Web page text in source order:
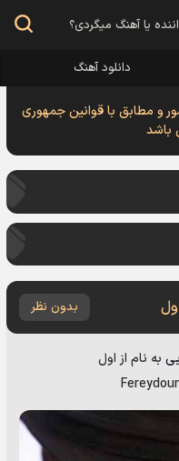
دانلود آهنگ
و مطابق با قوانین جمهوری
باشد
بدون نظر
به نام از اول